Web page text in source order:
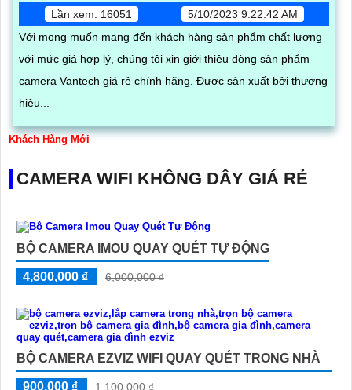
Lần xem: 16051
5/10/2023 9:22:42 AM
Với mong muốn mang đến khách hàng sản phẩm chất lượng
với mức giá hợp lý, chúng tôi xin giới thiệu dòng sản phẩm
camera Vantech giá rẻ chính hãng. Được sản xuất bởi thương
hiệu...
Khách Hàng Mới
CAMERA WIFI KHÔNG DÂY GIÁ RẺ
BỘ CAMERA IMOU QUAY QUÉT TỰ ĐỘNG
4,800,000 ₫ 6,000,000 ₫
BỘ CAMERA EZVIZ WIFI QUAY QUÉT TRONG NHÀ
900,000 ₫
1,100,000 ₫